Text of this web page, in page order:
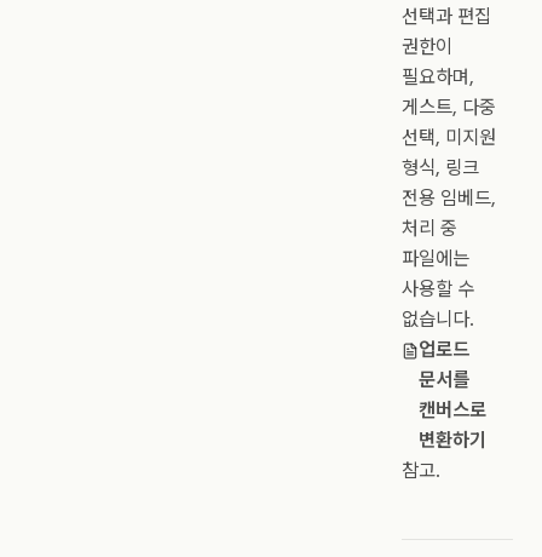
선택과 편집
권한이
필요하며,
게스트, 다중
선택, 미지원
형식, 링크
전용 임베드,
처리 중
파일에는
사용할 수
없습니다.
업로드
문서를
캔버스로
변환하기
참고.